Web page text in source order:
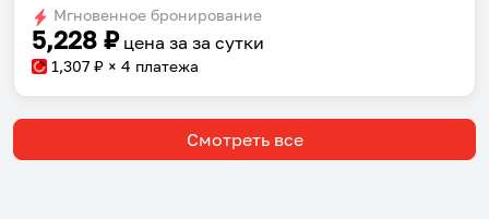
Мгновенное бронирование
5,228 ₽ цена за за сутки
1,307 ₽ × 4 платежа
Смотреть все